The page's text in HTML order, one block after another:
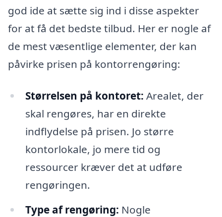
god ide at sætte sig ind i disse aspekter
for at få det bedste tilbud. Her er nogle af
de mest væsentlige elementer, der kan
påvirke prisen på kontorrengøring:
Størrelsen på kontoret: Arealet, der
skal rengøres, har en direkte
indflydelse på prisen. Jo større
kontorlokale, jo mere tid og
ressourcer kræver det at udføre
rengøringen.
Type af rengøring: Nogle